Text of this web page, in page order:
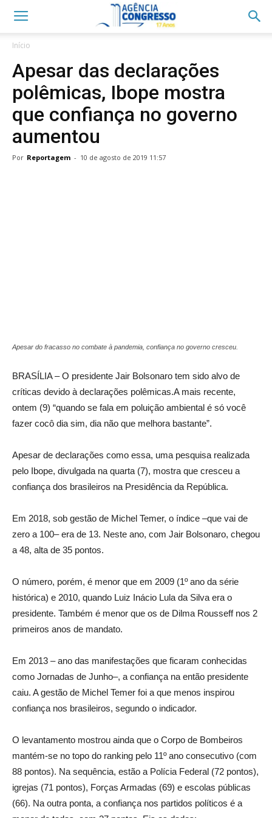
Início
Apesar das declarações
polêmicas, Ibope mostra
que confiança no governo
aumentou
Por Reportagem - 10 de agosto de 2019 11:57
Apesar do fracasso no combate à pandemia, confiança no governo cresceu.
BRASÍLIA – O presidente Jair Bolsonaro tem sido alvo de
críticas devido à declarações polêmicas.A mais recente,
ontem (9) “quando se fala em poluição ambiental é só você
fazer cocô dia sim, dia não que melhora bastante”.
Apesar de declarações como essa, uma pesquisa realizada
pelo Ibope, divulgada na quarta (7), mostra que cresceu a
confiança dos brasileiros na Presidência da República.
Em 2018, sob gestão de Michel Temer, o índice –que vai de
zero a 100– era de 13. Neste ano, com Jair Bolsonaro, chegou
a 48, alta de 35 pontos.
O número, porém, é menor que em 2009 (1º ano da série
histórica) e 2010, quando Luiz Inácio Lula da Silva era o
presidente. Também é menor que os de Dilma Rousseff nos 2
primeiros anos de mandato.
Em 2013 – ano das manifestações que ficaram conhecidas
como Jornadas de Junho–, a confiança na então presidente
caiu. A gestão de Michel Temer foi a que menos inspirou
confiança nos brasileiros, segundo o indicador.
O levantamento mostrou ainda que o Corpo de Bombeiros
mantém-se no topo do ranking pelo 11º ano consecutivo (com
88 pontos). Na sequência, estão a Polícia Federal (72 pontos),
igrejas (71 pontos), Forças Armadas (69) e escolas públicas
(66). Na outra ponta, a confiança nos partidos políticos é a